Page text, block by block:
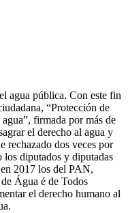
agua pública. Con este fin
“Protección de
firmada por más de
el derecho al agua y
rechazado dos veces por
los diputados y diputadas
2017 los del PAN,
Água é de Todos
el derecho humano al